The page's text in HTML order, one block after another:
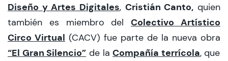
Diseño y Artes Digitales, Cristián Canto, quien
también es miembro delColectivo Artístico
Circo Virtual (CACV) fue parte de la nueva obra
“El Gran Silencio” de laCompañía terrícola, que